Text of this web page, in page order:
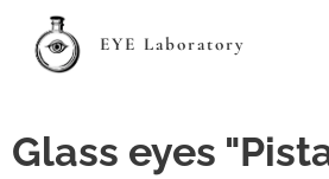
EYE Laboratory
Glass eyes